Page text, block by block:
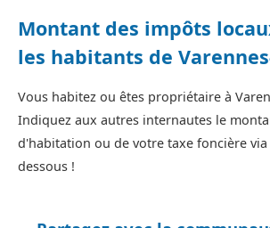
Montant des impôts
les habitants de
Vous habitez ou êtes propriétaire à
Indiquez aux autres internautes le
d'habitation ou de votre taxe foncière
dessous !